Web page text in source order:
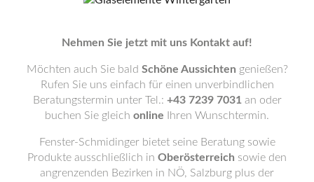
Nehmen Sie jetzt mit uns Kontakt auf!
Möchten auch Sie bald Schöne Aussichten genießen?
Rufen Sie uns einfach für einen unverbindlichen
Beratungstermin unter Tel.: +43 7239 7031 an oder
buchen Sie gleich online Ihren Wunschtermin.
Fenster-Schmidinger bietet seine Beratung sowie
Produkte ausschließlich in Oberösterreich sowie den
angrenzenden Bezirken in NÖ, Salzburg plus der